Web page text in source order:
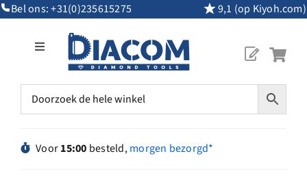
GaBel ons:+31(0)235615275 9,1 (op Kiyoh.com)
Toggle
Navigation
Mijn Account
Voor15:00 besteld,morgen bezorgd*